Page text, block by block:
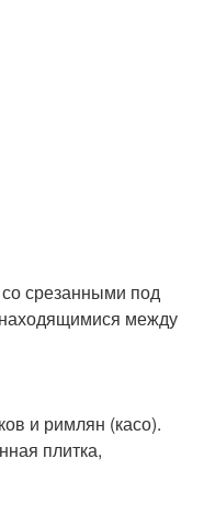
срезанными под
между
и римлян (касо).
плитка,